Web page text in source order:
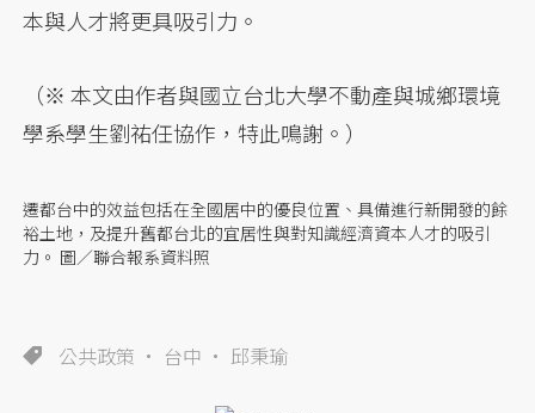
本與人才將更具吸引力。
（※ 本文由作者與國立台北大學不動產與城鄉環境
學系學生劉祐任協作，特此鳴謝。）
遷都台中的效益包括在全國居中的優良位置、具備進行新開發的餘
裕土地，及提升舊都台北的宜居性與對知識經濟資本人才的吸引
力。 圖／聯合報系資料照
公共政策 台中 邱秉瑜